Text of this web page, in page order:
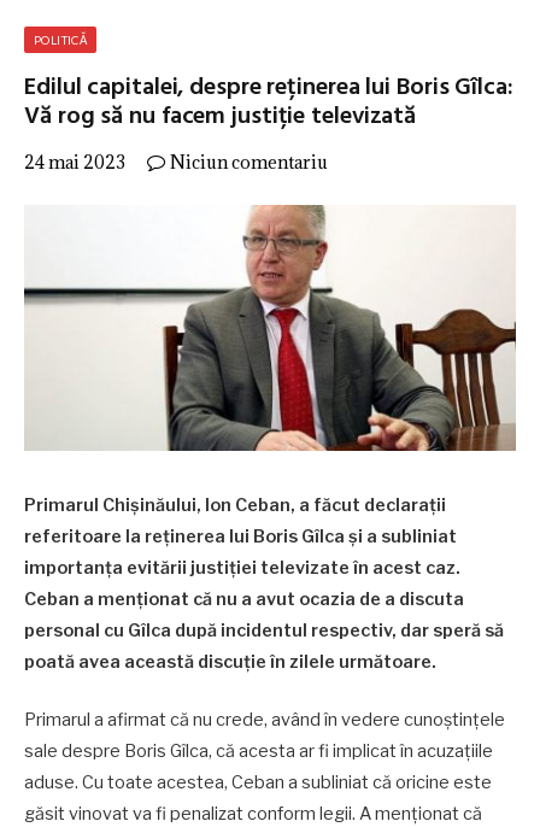
POLITICĂ
Edilul capitalei, despre reținerea lui Boris Gîlca:
Vă rog să nu facem justiție televizată
24 mai 2023 Niciun comentariu
Primarul Chișinăului, Ion Ceban, a făcut declarații
referitoare la reținerea lui Boris Gîlca și a subliniat
importanța evitării justiției televizate în acest caz.
Ceban a menționat că nu a avut ocazia de a discuta
personal cu Gîlca după incidentul respectiv, dar speră să
poată avea această discuție în zilele următoare.
Primarul a afirmat că nu crede, având în vedere cunoștințele
sale despre Boris Gîlca, că acesta ar fi implicat în acuzațiile
aduse. Cu toate acestea, Ceban a subliniat că oricine este
găsit vinovat va fi penalizat conform legii. A menționat că